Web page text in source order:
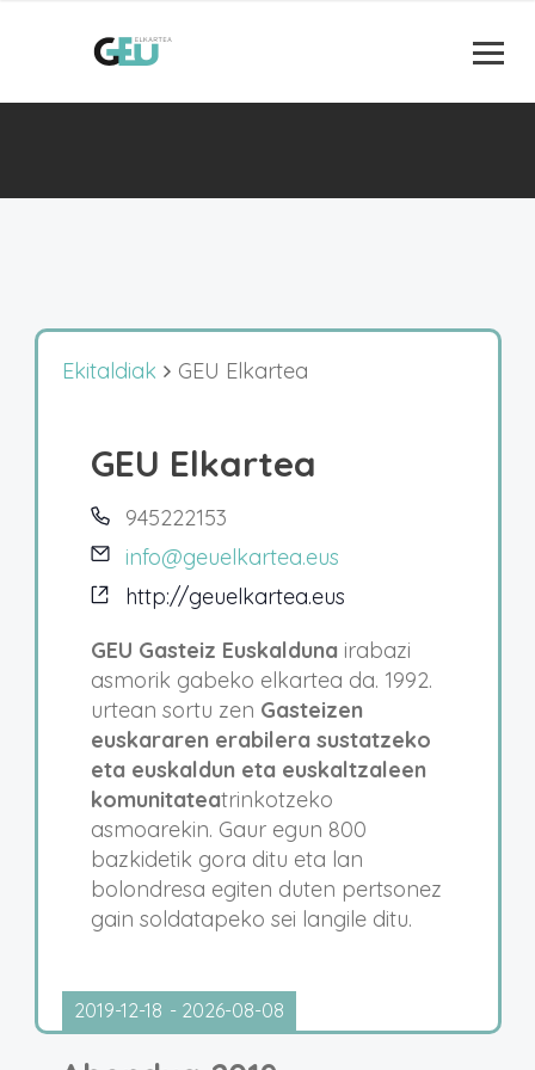
Ekitaldiak GEU Elkartea
GEU Elkartea
945222153
info@geuelkartea.eus
http://geuelkartea.eus
GEU Gasteiz Euskalduna irabazi
asmorik gabeko elkartea da. 1992.
urtean sortu zen Gasteizen
euskararen erabilera sustatzeko
eta euskaldun eta euskaltzaleen
komunitateatrinkotzeko
asmoarekin. Gaur egun 800
bazkidetik gora ditu eta lan
bolondresa egiten duten pertsonez
gain soldatapeko sei langile ditu.
2019-12-18 - 2026-08-08